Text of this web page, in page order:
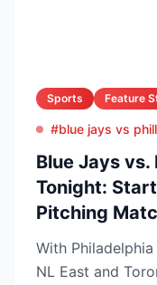
Sports Feature
#blue jays vs
Blue Jays
Tonight:
Pitching
With
NL East and